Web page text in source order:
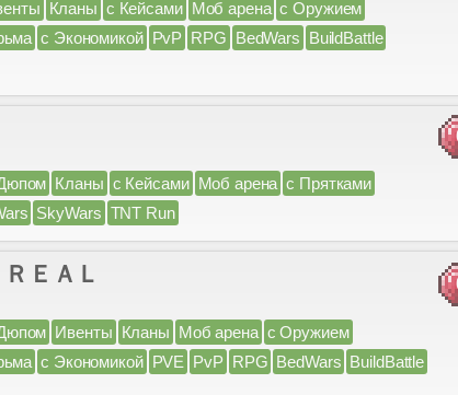
Кланы с Кейсами Моб арена с Оружием
с Экономикой PvP RPG BedWars BuildBattle
Кланы с Кейсами Моб арена с Прятками
SkyWars TNT Run
ＥＡＬ
Ивенты Кланы Моб арена с Оружием
с Экономикой PVE PvP RPG BedWars BuildBattle